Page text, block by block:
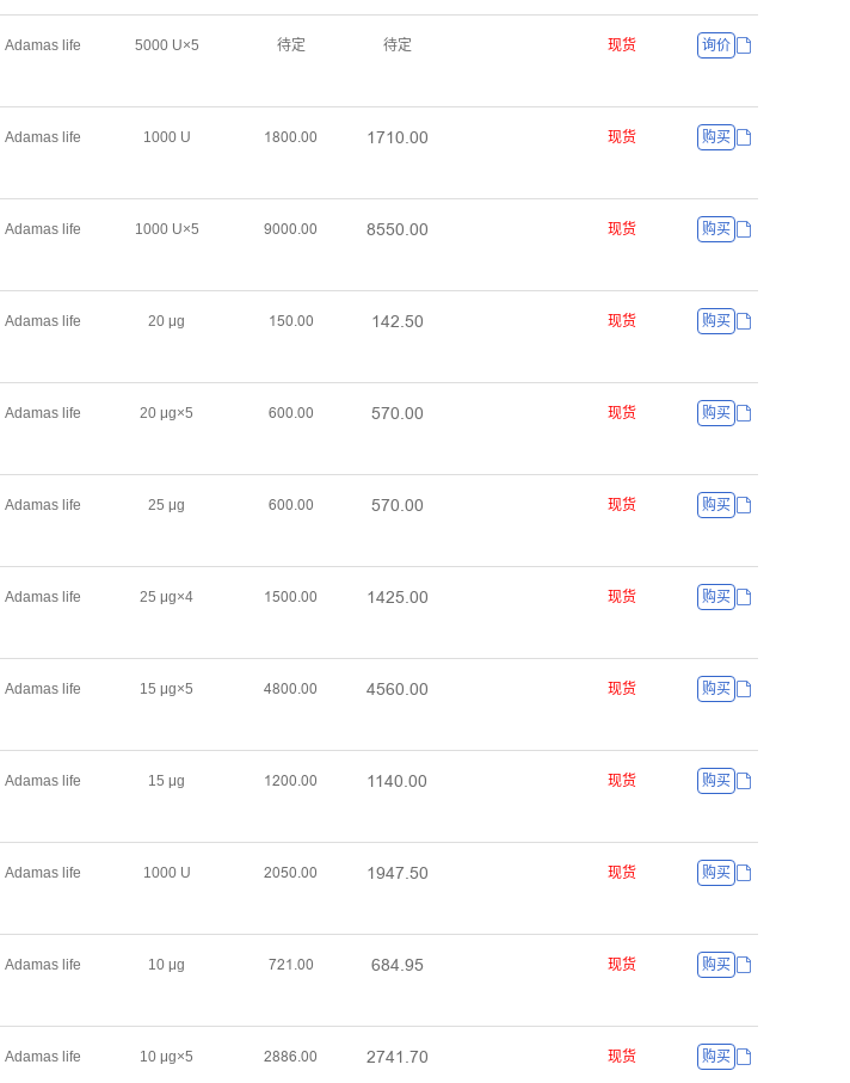
Adamas life 5000 U×5 待定 待定 现货 询价
Adamas life 1000 U ȜȤŏŏŕŏŏ ȜǅȜŏŕŏŏ 现货 购买
Adamas life 1000 U×5 Žŏŏŏŕŏŏ ȤŪŪŏŕŏŏ 现货 购买
Adamas life 20 μg ȜŪŏŕŏŏ ȜȦĤŕŪŏ 现货 购买
Adamas life 20 μg×5 Īŏŏŕŏŏ Ūǅŏŕŏŏ 现货 购买
Adamas life 25 μg Īŏŏŕŏŏ Ūǅŏŕŏŏ 现货 购买
Adamas life 25 μg×4 ȜŪŏŏŕŏŏ ȜȦĤŪŕŏŏ 现货 购买
Adamas life 15 μg×5 ȦȤŏŏŕŏŏ ȦŪĪŏŕŏŏ 现货 购买
Adamas life 15 μg ȜĤŏŏŕŏŏ ȜȜȦŏŕŏŏ 现货 购买
Adamas life 1000 U ĤŏŪŏŕŏŏ ȜŽȦǅŕŪŏ 现货 购买
Adamas life 10 μg ǅĤȜŕŏŏ ĪȤȦŕŽŪ 现货 购买
Adamas life 10 μg×5 ĤȤȤĪŕŏŏ ĤǅȦȜŕǅŏ 现货 购买